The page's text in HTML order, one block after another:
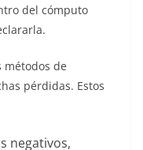
del cómputo
métodos de
pérdidas. Estos
negativos,